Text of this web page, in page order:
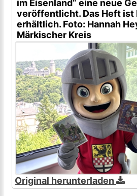
im Eisenland“ eine neue
veröffentlicht. Das Heft ist
erhältlich. Foto: Hannah
Märkischer Kreis
Original herunterladen